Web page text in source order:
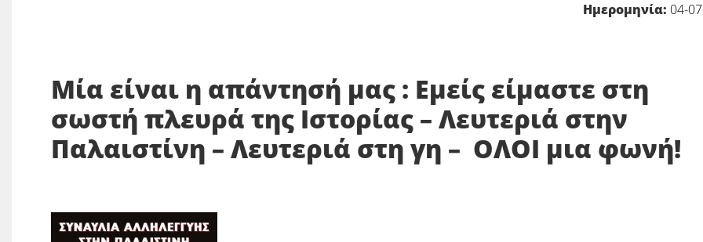
Ημερομηνία: 04-
Μία είναι η απάντησή μας : Εμείς είμαστε στη
σωστή πλευρά της Ιστορίας – Λευτεριά στην
Παλαιστίνη – Λευτεριά στη γη – ΟΛΟΙ μια φωνή!